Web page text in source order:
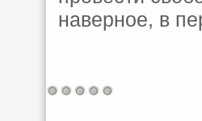
наверное, в